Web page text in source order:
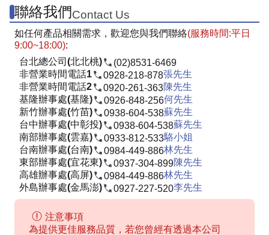
聯絡我們Contact Us
如任何產品相關需求，歡迎您與我們聯絡(服務時間:平日
9:00~18:00):
台北總公司(北北桃)
(02)8531-6469
非營業時間電話1
0928-218-878張先生
非營業時間電話2
0920-261-363陳先生
基隆辦事處(基隆)
0926-848-256何先生
新竹辦事處(竹苗)
0938-604-538蘇先生
台中辦事處(中彰投)
0938-604-538蘇先生
南部辦事處(雲嘉)
0933-812-533駱小姐
台南辦事處(台南)
0984-449-886林先生
東部辦事處(宜花東)
0937-304-899陳先生
高雄辦事處(高屏)
0984-449-886林先生
外島辦事處(金馬澎)
0927-227-520李先生
注意事項
為提供更佳服務品質，若您曾經有透過本公司